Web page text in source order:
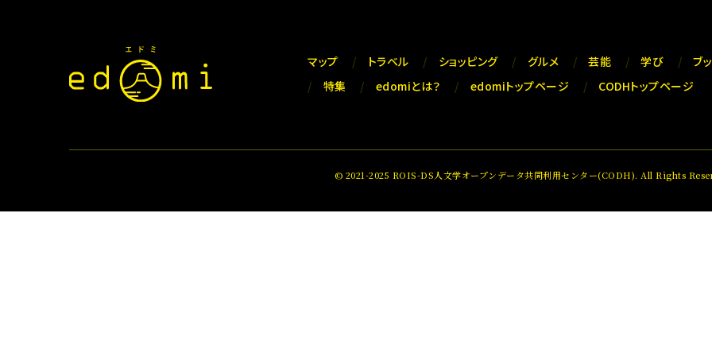
マップ トラベル ショッピング グルメ 芸能 学び
ブ
特集
edomiとは？ edomiトップページ CODHトップページ
© 2021-2025 ROIS-DS人文学オープンデータ共同利用センター(CODH). All Rights